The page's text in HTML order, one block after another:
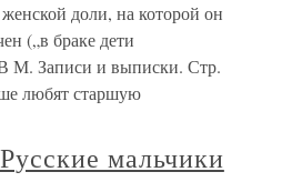
доли, на которой он
(„в браке дети
М. Записи и выписки. Стр.
любят старшую
мальчики